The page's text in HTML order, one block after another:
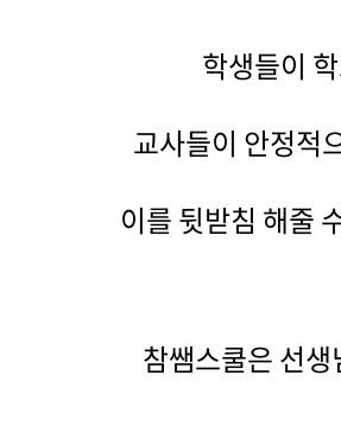
학생들이
교사들이 안정적
이를 뒷받침 해줄
참쌤스쿨은 선